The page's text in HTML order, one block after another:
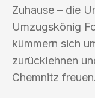
Zuhause – die
Umzugskönig
kümmern sich
zurücklehnen
Chemnitz freuen.